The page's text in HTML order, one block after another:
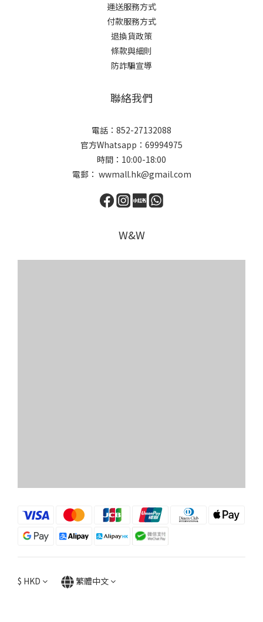
運送服務方式
付款服務方式
退換貨政策
條款與細則
防詐騙宣導
聯絡我們
電話：852-27132088
官方Whatsapp：69994975
時間：10:00-18:00
電郵： wwmall.hk@gmail.com
W&W
$ HKD 繁體中文